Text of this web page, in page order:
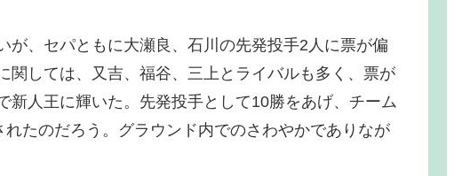
が、セパともに大瀬良、石川の先発投手2人に票が偏
関しては、又吉、福谷、三上とライバルも多く、票が
新人王に輝いた。先発投手として10勝をあげ、チーム
たのだろう。グラウンド内でのさわやかでありなが